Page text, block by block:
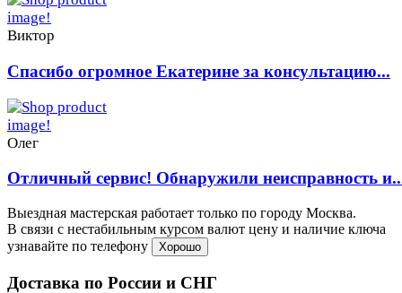
Виктор
Спасибо огромное Екатерине за консультацию...
Олег
Отличный сервис! Обнаружили неисправность
Выездная мастерская работает только по городу Москва.
В связи с нестабильным курсом валют цену и наличие ключа
узнавайте по телефону
Хорошо
Доставка по России и СНГ